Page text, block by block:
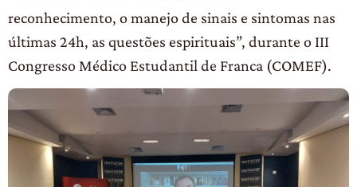
reconhecimento, o manejo de sinais e sintomas nas
últimas 24h, as questões espirituais”, durante o III
Congresso Médico Estudantil de Franca (COMEF).